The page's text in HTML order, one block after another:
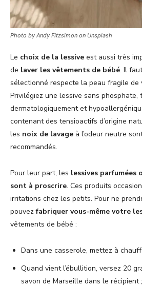
Photo by Andy Fitzsimon on Unsplash
Le choix de la lessive est aussi très
de laver les vêtements de bébé. Il
sélectionné respecte la peau fragile de
Privilégiez une lessive sans phosphate,
dermatologiquement et
contenant des tensioactifs d’origine
les noix de lavage à l’odeur neutre
recommandés.
Pour leur part, les lessives parfumées
sont à proscrire. Ces produits
irritations chez les petits. Pour ne
pouvezfabriquer vous-même votre
vêtements de bébé :
Dans une casserole, mettez à
Quand vient l’ébullition, versez 20
savon de Marseille dans le récipient ;